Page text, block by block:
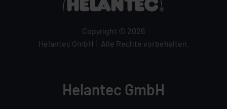
Copyright © 2026
Helantec GmbH | Alle Rechte vorbehalten.
Helantec GmbH